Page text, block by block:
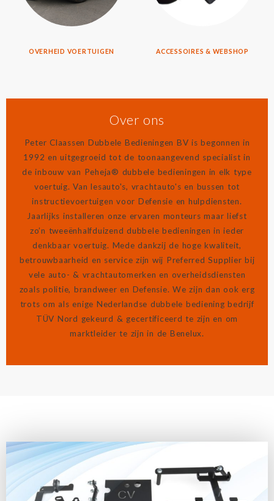
OVERHEID VOERTUIGEN ACCESSOIRES & WEBSHOP
Over ons
Peter Claassen Dubbele Bedieningen BV is begonnen in
1992 en uitgegroeid tot de toonaangevend specialist in
de inbouw van Peheja® dubbele bedieningen in elk type
voertuig. Van lesauto's, vrachtauto's en bussen tot
instructievoertuigen voor Defensie en hulpdiensten.
Jaarlijks installeren onze ervaren monteurs maar liefst
zo’n tweeënhalfduizend dubbele bedieningen in ieder
denkbaar voertuig. Mede dankzij de hoge kwaliteit,
betrouwbaarheid en service zijn wij Preferred Supplier bij
vele auto- & vrachtautomerken en overheidsdiensten
zoals politie, brandweer en Defensie. We zijn dan ook erg
trots om als enige Nederlandse dubbele bediening bedrijf
TÜV Nord gekeurd & gecertificeerd te zijn en om
marktleider te zijn in de Benelux.